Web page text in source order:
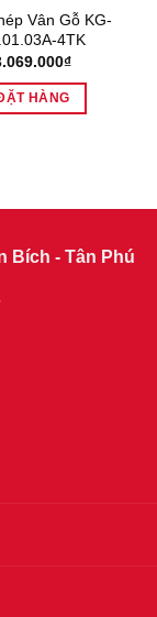
Vân Gỗ KG-
4TK
₫
HÀNG
Bích - Tân Phú